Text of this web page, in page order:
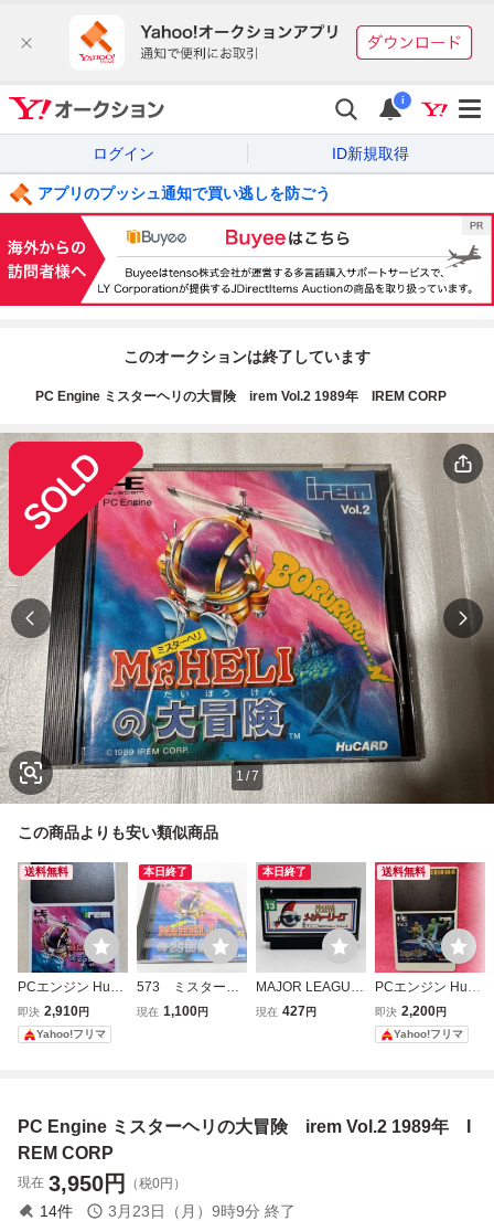
i
ログイン ID新規取得
アプリのプッシュ通知で買い逃しを防ごう
このオークションは終了しています
PC Engine ミスターヘリの大冒険 irem Vol.2 1989年 IREM CORP
1 /7
この商品よりも安い類似商品
送料無料
PCエンジン HuC
ARD 「ミスター
ヘリの大冒険」 IR
EM Vol.2
即決 2,910円
Yahoo!フリマ
本日終了
573 ミスターヘ
リの大冒険 IC01
現在 1,100円
本日終了
MAJOR LEAGUE
メジャーリーグ 1
ト カートリッジ
現在 427円
送料無料
PCエンジン HuC
ARD イメージフ
ァイト IREM Vol.3
1990年
即決 2,200円
Yahoo!フリマ
PC Engine ミスターヘリの大冒険 irem Vol.2 1989年 I
REM CORP
現在 3,950円 （税0円）
14件 3月23日（月）9時9分 終了